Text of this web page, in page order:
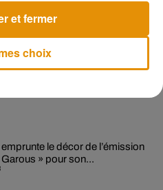
l’un des talents les plus
le décor de l’émission
» pour son...
choix
et fermer